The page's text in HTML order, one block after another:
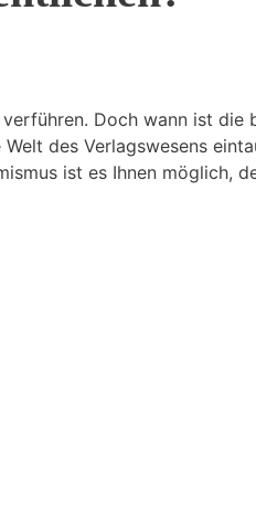
Doch wann ist
des Verlagswesens
ist es Ihnen möglich,